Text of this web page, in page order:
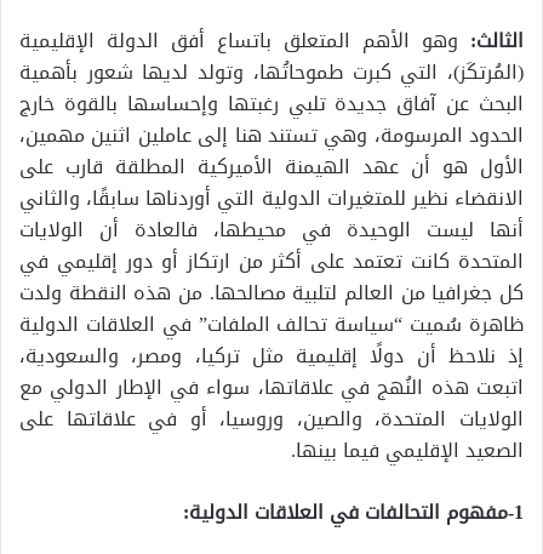
الثالث: وهو الأهم المتعلق باتساع أفق الدولة الإقليمية
(المُرتكَز)، التي كبرت طموحاتُها، وتولد لديها شعور بأهمية
البحث عن آفاق جديدة تلبي رغبتها وإحساسها بالقوة خارج
الحدود المرسومة، وهي تستند هنا إلى عاملين اثنين مهمين،
الأول هو أن عهد الهيمنة الأميركية المطلقة قارب على
الانقضاء نظير للمتغيرات الدولية التي أوردناها سابقًا، والثاني
أنها ليست الوحيدة في محيطها، فالعادة أن الولايات
المتحدة كانت تعتمد على أكثر من ارتكاز أو دور إقليمي في
كل جغرافيا من العالم لتلبية مصالحها. من هذه النقطة ولدت
ظاهرة سُميت “سياسة تحالف الملفات” في العلاقات الدولية
إذ نلاحظ أن دولًا إقليمية مثل تركيا، ومصر، والسعودية،
اتبعت هذه النُهج في علاقاتها، سواء في الإطار الدولي مع
الولايات المتحدة، والصين، وروسيا، أو في علاقاتها على
الصعيد الإقليمي فيما بينها.
1-مفهوم التحالفات في العلاقات الدولية: